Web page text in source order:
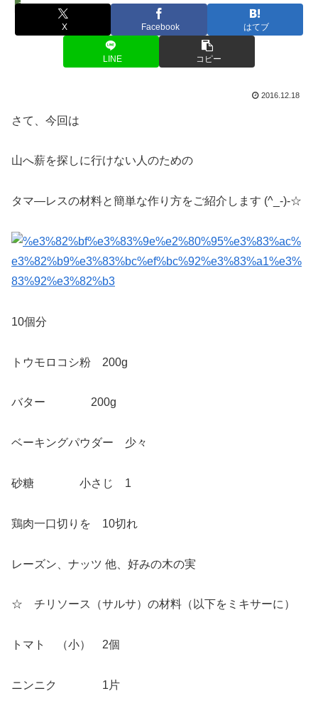
エリカの中南米いまむかし
X Facebook はてブ
LINE コピー
2016.12.18
さて、今回は
山へ薪を探しに行けない人のための
タマ―レスの材料と簡単な作り方をご紹介します (^_-)-☆
10個分
トウモロコシ粉 200g
バター 200g
ベーキングパウダー 少々
砂糖 小さじ 1
鶏肉一口切りを 10切れ
レーズン、ナッツ 他、好みの木の実
☆ チリソース（サルサ）の材料（以下をミキサーに）
トマト （小） 2個
ニンニク 1片